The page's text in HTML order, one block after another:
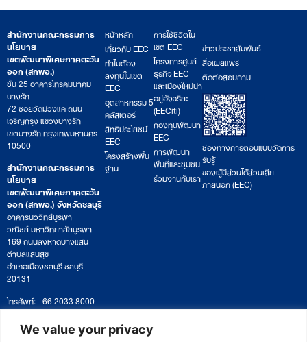
We value your privacy
สำนักงานคณะกรรมการ
นโยบาย
เขตพัฒนาพิเศษภาคตะวัน
ออก (สกพอ.)
ชั้น 25 อาคารโทรคมนาคม
บางรัก
72 ซอยวัดม่วงแค ถนน
เจริญกรุง แขวงบางรัก
เขตบางรัก กรุงเทพมหานคร
10500
สำนักงานคณะกรรมการ
นโยบาย
เขตพัฒนาพิเศษภาคตะวัน
ออก (สกพอ.) จังหวัดชลบุรี
อาคารนววิทย์บูรพา
วณิชย์ มหาวิทยาลัยบูรพา
169 ถนนลงหาดบางแสน
ตำบลแสนสุข
อำเภอเมืองชลบุรี ชลบุรี
20131
โทรศัพท์: +66 2033 8000
เวลาทำการ: จันทร์ – ศุกร์
09:00 – 17:00 น.
ติดตามหนังสือหรือยื่นเอกสาร
หน้าหลัก
เกี่ยวกับ EEC
ทำไมต้อง
ลงทุนในเขต
EEC
อุตสาหกรรม 5
คลัสเตอร์
สิทธิประโยชน์
EEC
โครงสร้างพื้น
ฐาน
การใช้ชีวิตใน
เขต EEC
โครงการศูนย์
ธุรกิจ EEC
และเมืองใหม่น่า
อยู่อัจฉริยะ
(EECiti)
กองทุนพัฒนา
EEC
การพัฒนา
พื้นที่และชุมชน
ร่วมงานกับเรา
ข่าวประชาสัมพันธ์
สื่อเผยแพร่
ติดต่อสอบถาม
ช่องทางการตอบแบบวัดการ
รับรู้
ของผู้มีส่วนได้ส่วนเสีย
ภายนอก (EEC)